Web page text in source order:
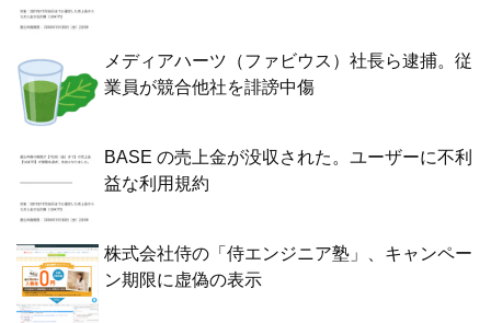
メディアハーツ（ファビウス）社長ら逮捕。従
業員が競合他社を誹謗中傷
BASE の売上金が没収された。ユーザーに不利
益な利用規約
株式会社侍の「侍エンジニア塾」、キャンペー
ン期限に虚偽の表示